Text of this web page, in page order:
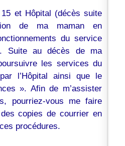
et Hôpital (décès suite
de ma maman en
du service
Suite au décès de ma
les services du
l’Hôpital ainsi que le
». Afin de m’assister
pourriez-vous me faire
copies de courrier en
procédures.